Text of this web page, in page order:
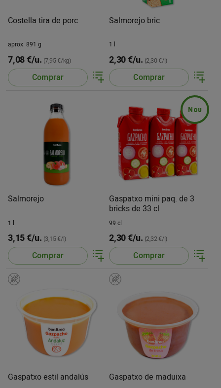
Costella tira de porc
aprox. 891 g
7,08 €/u. (7,95 €/kg)
Comprar
Salmorejo bric
1 l
2,30 €/u. (2,30 €/l)
Comprar
Salmorejo
1 l
3,15 €/u. (3,15 €/l)
Comprar
Nou
Gaspatxo mini paq. de 3
bricks de 33 cl
99 cl
2,30 €/u. (2,32 €/l)
Comprar
Gaspatxo estil andalús Gaspatxo de maduixa